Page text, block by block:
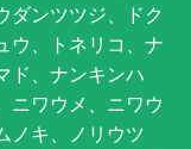
ダンツツジ、ドク
ウ、トネリコ、ナ
ド、ナンキンハ
ニワウメ、ニワウ
ノキ、ノリウツ